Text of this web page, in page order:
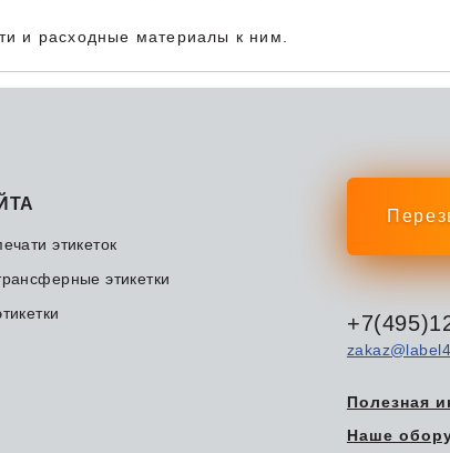
и расходные материалы к ним.
этикеток
этикетки
Полезная
Наше